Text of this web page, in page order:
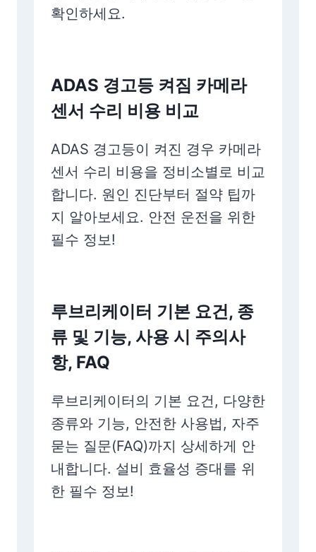
확인하세요.
ADAS 경고등 켜짐 카메라
센서 수리 비용 비교
ADAS 경고등이 켜진 경우 카메라
센서 수리 비용을 정비소별로 비교
합니다. 원인 진단부터 절약 팁까
지 알아보세요. 안전 운전을 위한
필수 정보!
루브리케이터 기본 요건, 종
류 및 기능, 사용 시 주의사
항, FAQ
루브리케이터의 기본 요건, 다양한
종류와 기능, 안전한 사용법, 자주
묻는 질문(FAQ)까지 상세하게 안
내합니다. 설비 효율성 증대를 위
한 필수 정보!